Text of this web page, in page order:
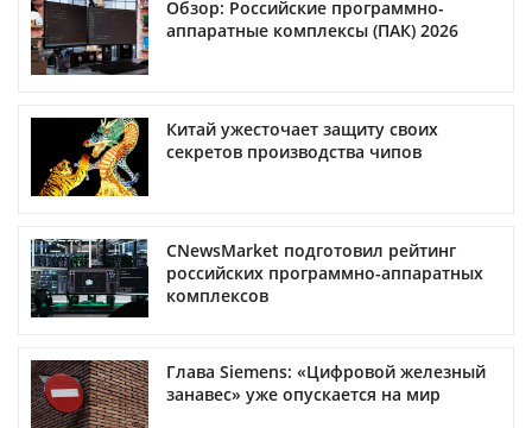
Обзор: Российские программно-
аппаратные комплексы (ПАК) 2026
Китай ужесточает защиту своих
секретов производства чипов
CNewsMarket подготовил рейтинг
российских программно-аппаратных
комплексов
Глава Siemens: «Цифровой железный
занавес» уже опускается на мир